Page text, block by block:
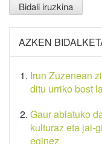
AZKEN
Irun Zuzenean
ditu urriko bost
Gaur abiatuko
kulturaz eta jai-
eginez